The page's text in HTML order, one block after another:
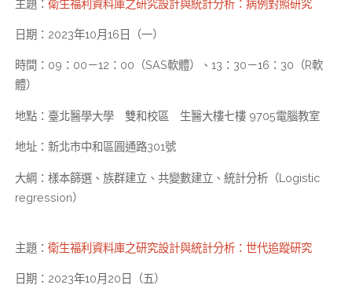
主題： 衛生福利資料庫之研究設計與統計分析：病例對照研究
日期：2023年10月16日（一）
時間：09：00－12：00（SAS軟體）、13：30－16：30（R軟
體）
地點：臺北醫學大學 雙和校區 生醫大樓七樓 9705電腦教室
地址：新北市中和區圓通路301號
大綱：樣本篩選、族群建立、共變數建立、統計分析（Logistic
regression）
主題： 衛生福利資料庫之研究設計與統計分析：世代追蹤研究
日期：2023年10月20日（五）